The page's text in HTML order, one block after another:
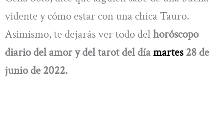
vidente y cómo estar con una chica Tauro.
Asimismo, te dejarás ver todo del horóscopo
diario del amor y del tarot del díamartes 28 de
junio de 2022.